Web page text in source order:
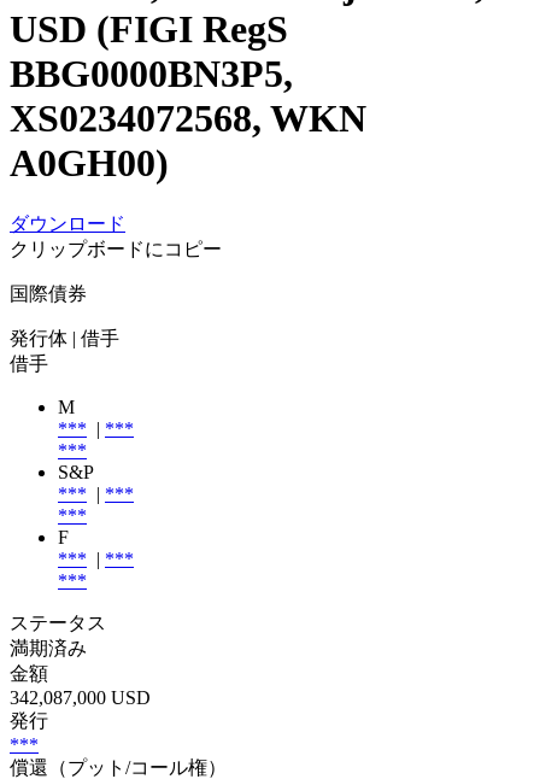
USD (FIGI RegS
BBG0000BN3P5,
XS0234072568, WKN
A0GH00)
ダウンロード
クリップボードにコピー
国際債券
発行体 | 借手
借手
M
*** | ***
***
S&P
*** | ***
***
F
*** | ***
***
ステータス
満期済み
金額
342,087,000 USD
発行
***
償還（プット/コール権）